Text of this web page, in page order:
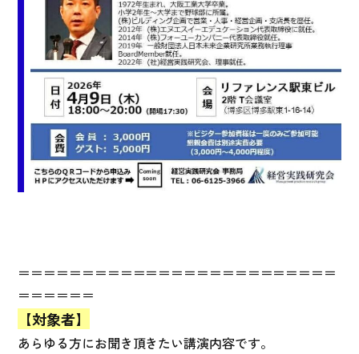
＝＝＝＝＝＝＝＝＝＝＝＝＝＝＝＝＝＝＝＝＝＝＝＝＝
＝＝＝＝＝＝
【対象者】
あらゆる方にお聞き頂きたい講演内容です。